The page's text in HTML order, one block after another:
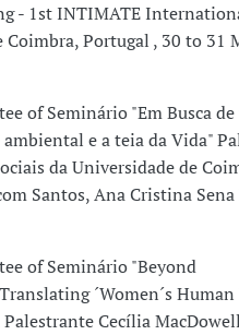
- 1st INTIMATE
Coimbra, Portugal , 30 to 31
of Seminário "Em Busca de
e a teia da Vida"
da Universidade de
Santos, Ana Cristina
of Seminário "Beyond
´Women´s Human
Cecília